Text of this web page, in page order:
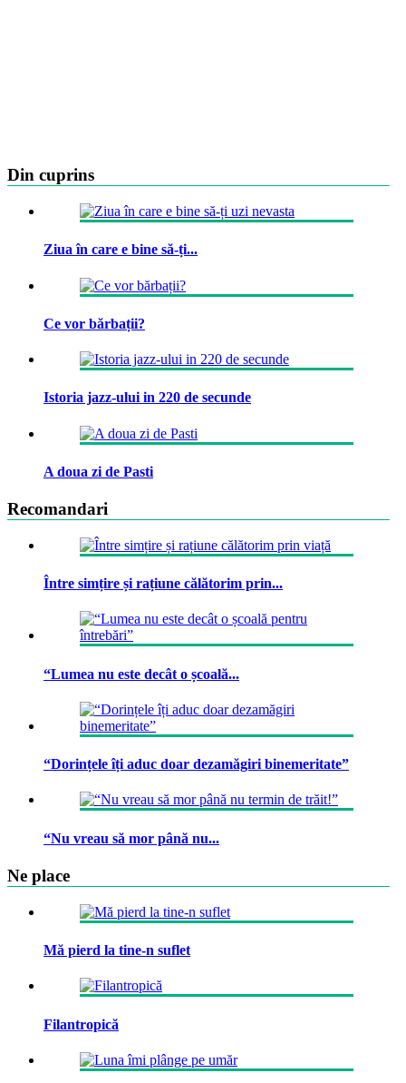
Din cuprins
Ziua în care e bine să-ți...
Ce vor bărbații?
Istoria jazz-ului in 220 de secunde
A doua zi de Pasti
Recomandari
Între simțire și rațiune călătorim prin...
“Lumea nu este decât o școală...
“Dorințele îți aduc doar dezamăgiri binemeritate”
“Nu vreau să mor până nu...
Ne place
Mă pierd la tine-n suflet
Filantropică